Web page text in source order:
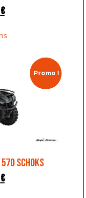
€
Promo !
SCHOKS
€